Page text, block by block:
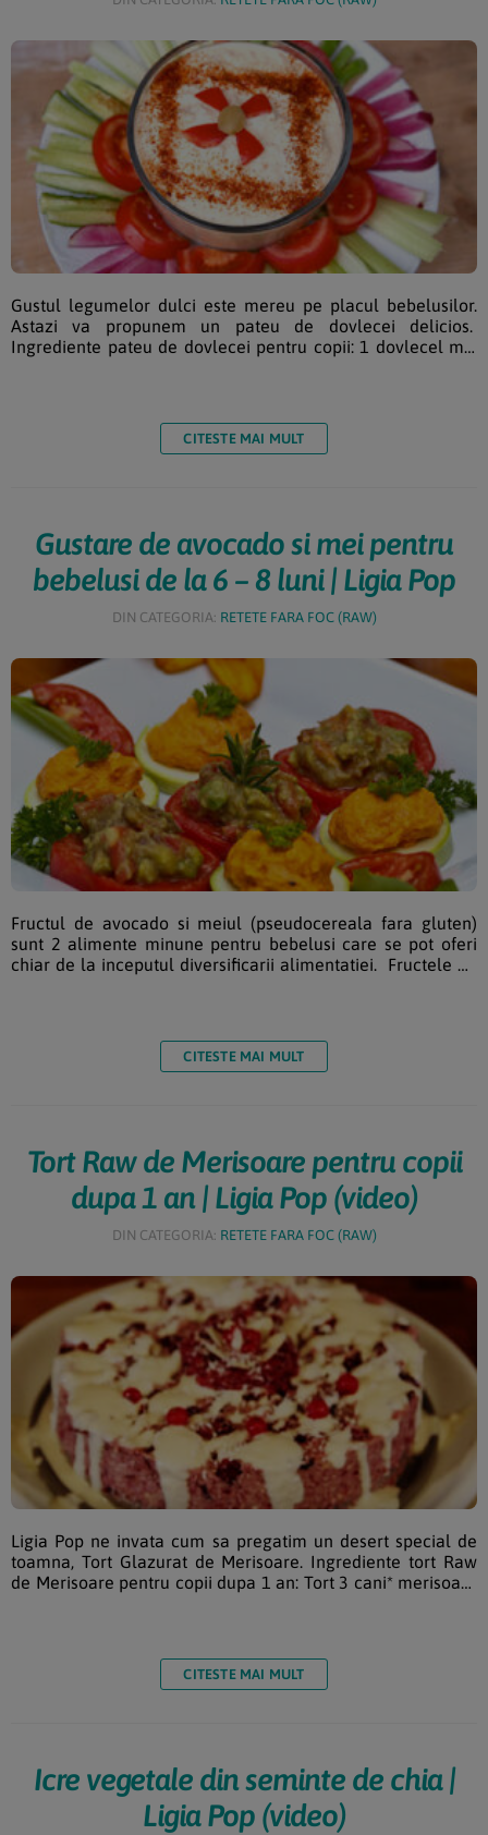
Gustul legumelor dulci este mereu pe placul bebelusilor.
Astazi va propunem un pateu de dovlecei delicios.
Ingrediente pateu de dovlecei pentru copii: 1 dovlecel mic
usturoi verdeturi, cimbru si patrunjel tocat 1 lingurita
CITESTE MAI MULT
Gustare de avocado si mei pentru
bebelusi de la 6 – 8 luni | Ligia Pop
DIN CATEGORIA: RETETE FARA FOC (RAW)
Fructul de avocado si meiul (pseudocereala fara gluten)
sunt 2 alimente minune pentru bebelusi care se pot oferi
chiar de la inceputul diversificarii alimentatiei. Fructele de
hartie inchise bine, alaturi de un mar sau doua, care vor
grabi procesul de coacere.Testul pentru un […]
CITESTE MAI MULT
Tort Raw de Merisoare pentru copii
dupa 1 an | Ligia Pop (video)
DIN CATEGORIA: RETETE FARA FOC (RAW)
Ligia Pop ne invata cum sa pregatim un desert special de
toamna, Tort Glazurat de Merisoare. Ingrediente tort Raw
de Merisoare pentru copii dupa 1 an: Tort 3 cani* merisoare
Glazura alba 1 cana caju ¾ cana apa filtrata 1
lingurita indulcitor raw natural […]
CITESTE MAI MULT
Icre vegetale din seminte de chia |
Ligia Pop (video)